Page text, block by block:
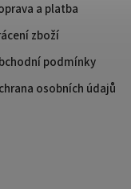
a platba
zboží
podmínky
osobních údajů